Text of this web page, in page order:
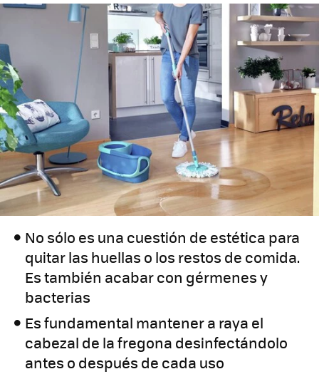
No sólo es una cuestión de estética para
quitar las huellas o los restos de comida.
Es también acabar con gérmenes y
bacterias
Es fundamental mantener a raya el
cabezal de la fregona desinfectándolo
antes o después de cada uso